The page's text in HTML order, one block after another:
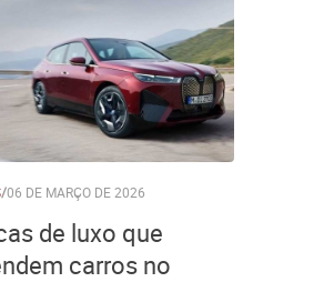
/06 DE MARÇO DE 2026
de luxo que
carros no